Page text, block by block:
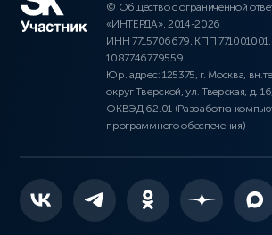
© Общество с ограниченной
«ИНТЕРДА», 2014-2026
ИНН 7715706679, КПП
1087746779559
Юр. адрес: 125375, г. Москва,
округ Тверской, ул. Тверская, д.
ОКВЭД 62.01 (Разработка
программного обеспечения)